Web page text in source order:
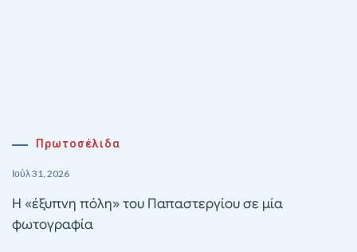
Πρωτοσέλιδα
Ιούλ 31, 2026
Η «έξυπνη πόλη» του Παπαστεργίου σε μία
φωτογραφία